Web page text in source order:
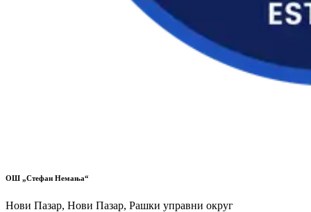
ОШ „Стефан Немања“
Нови Пазар, Нови Пазар, Рашки управни округ